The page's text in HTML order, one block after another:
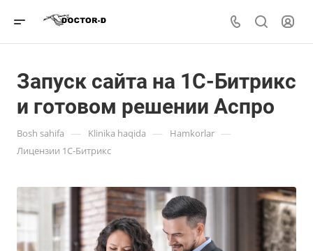
Запуск сайта на 1С-Битрикс
и готовом решении Аспро
Bosh sahifa — Klinika haqida — Hamkorlar —
Лицензии 1С-Битрикс